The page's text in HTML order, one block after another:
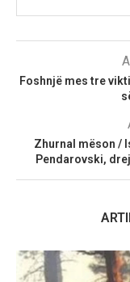
Foshnjë mes tre
Zhurnal mëson /
Pendarovski,